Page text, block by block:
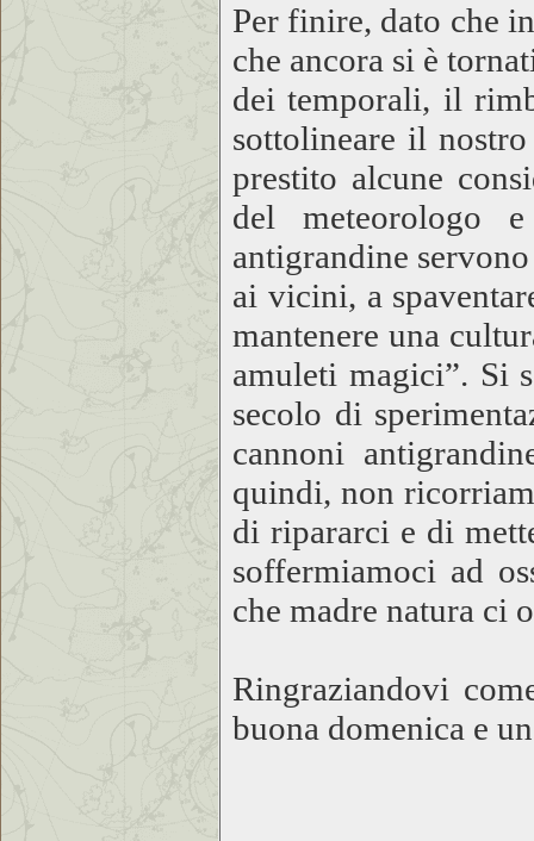
Per finire, dato che
che ancora si è
dei temporali, il
sottolineare il
prestito alcune
del meteorologo
antigrandine
ai vicini, a
mantenere una
amuleti magici”. Si
secolo di
cannoni
quindi, non
di ripararci e di
soffermiamoci ad
che madre natura ci
Ringraziandovi
buona domenica e